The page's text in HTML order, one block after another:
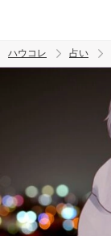
ハウコレ 占い